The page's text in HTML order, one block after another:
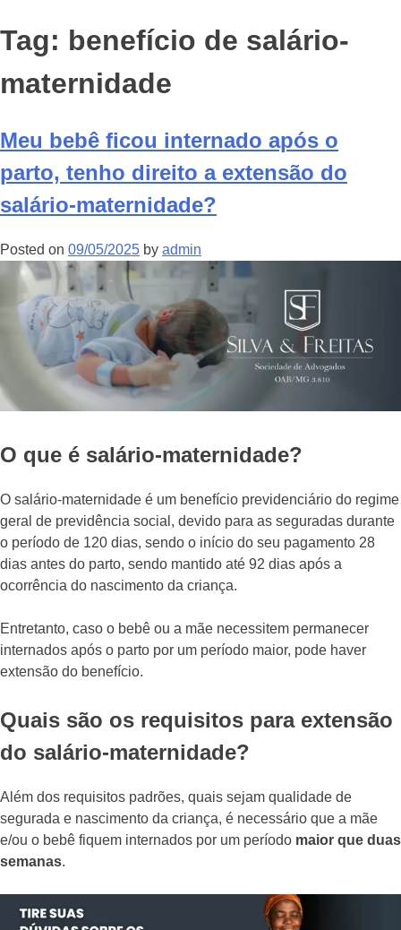
Tag: benefício de salário-
maternidade
Meu bebê ficou internado após o
parto, tenho direito a extensão do
salário-maternidade?
Posted on 09/05/2025 by admin
O que é salário-maternidade?
O salário-maternidade é um benefício previdenciário do regime
geral de previdência social, devido para as seguradas durante
o período de 120 dias, sendo o início do seu pagamento 28
dias antes do parto, sendo mantido até 92 dias após a
ocorrência do nascimento da criança.
Entretanto, caso o bebê ou a mãe necessitem permanecer
internados após o parto por um período maior, pode haver
extensão do benefício.
Quais são os requisitos para extensão
do salário-maternidade?
Além dos requisitos padrões, quais sejam qualidade de
segurada e nascimento da criança, é necessário que a mãe
e/ou o bebê fiquem internados por um período maior que duas
semanas.